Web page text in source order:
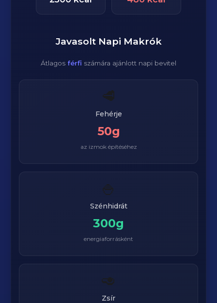
Javasolt Napi Makrók
Átlagos férfi számára ajánlott napi bevitel
🥩
Fehérje
50g
az izmok építéséhez
🍚
Szénhidrát
300g
energiaforrásként
🥑
Zsír